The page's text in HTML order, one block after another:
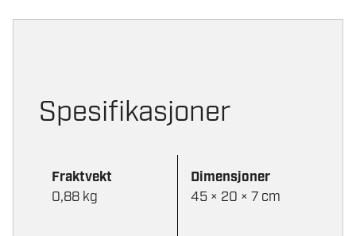
Spesifikasjoner
Fraktvekt
0,88 kg
Dimensjoner
45 × 20 × 7 cm